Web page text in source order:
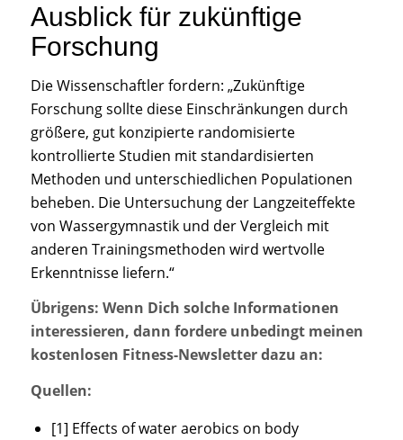
Ausblick für zukünftige
Forschung
Die Wissenschaftler fordern: „Zukünftige
Forschung sollte diese Einschränkungen durch
größere, gut konzipierte randomisierte
kontrollierte Studien mit standardisierten
Methoden und unterschiedlichen Populationen
beheben. Die Untersuchung der Langzeiteffekte
von Wassergymnastik und der Vergleich mit
anderen Trainingsmethoden wird wertvolle
Erkenntnisse liefern.“
Übrigens: Wenn Dich solche Informationen
interessieren, dann fordere unbedingt meinen
kostenlosen Fitness-Newsletter dazu an:
Quellen:
[1] Effects of water aerobics on body